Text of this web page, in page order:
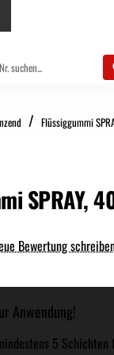
Flüssiggummi
SPRAY,
Anwendung!
5
Bewertung